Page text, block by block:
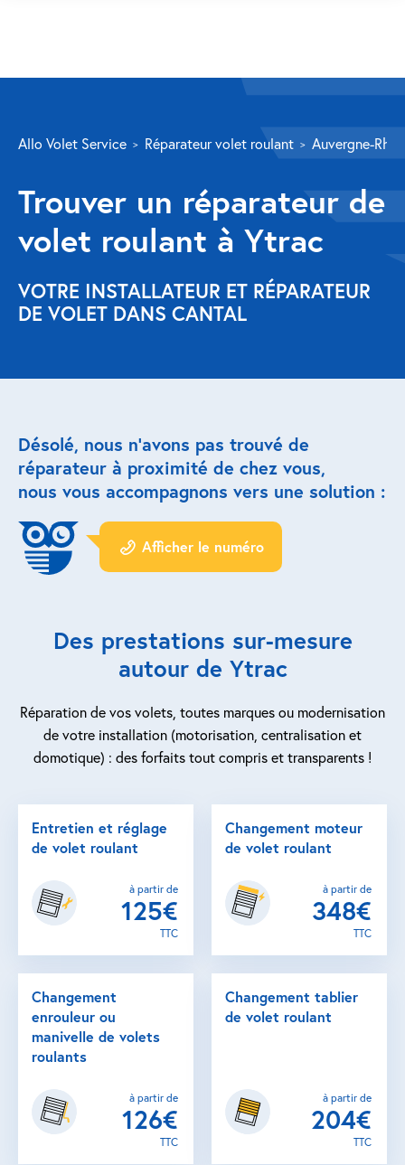
Volet roulant
Réparation
Volet roulant Velux
Réparation store banne
Réparation porte de garage
Modernisation et domotique
Centralisation volets roulants
Motoriser un volet roulant
Prestations ad-hoc
QUI SOMMES-NOUS ?
Allo Volet Service Réparateur volet roulant Auvergne-
Trouver un réparateur de
volet roulant à Ytrac
VOTRE INSTALLATEUR ET RÉPARATEUR
DE VOLET DANS CANTAL
Désolé, nous n’avons pas trouvé de
réparateur à proximité de chez vous,
nous vous accompagnons vers une solution :
Afficher le numéro
Des prestations sur-mesure
autour de Ytrac
Réparation de vos volets, toutes marques ou modernisation
de votre installation (motorisation, centralisation et
domotique) : des forfaits tout compris et transparents !
Entretien et réglage
de volet roulant
à partir de
125€
TTC
Changement moteur
de volet roulant
à partir de
348€
TTC
Changement
enrouleur ou
manivelle de volets
roulants
à partir de
126€
TTC
Changement tablier
de volet roulant
à partir de
204€
TTC